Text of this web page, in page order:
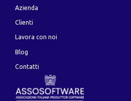
Azienda
Clienti
Lavora con noi
Blog
Contatti